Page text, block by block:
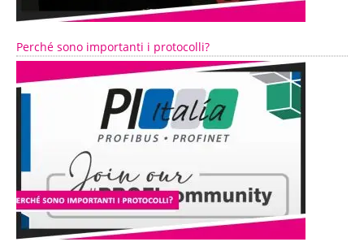
Perché sono importanti i protocolli?